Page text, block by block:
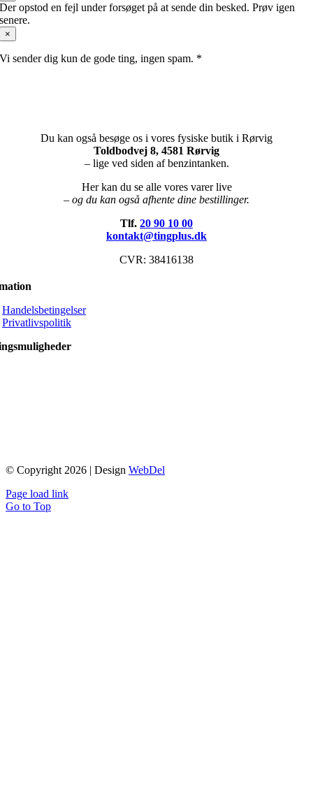
Der opstod en fejl under forsøget på at sende din besked. Prøv igen
senere.
×
Vi sender dig kun de gode ting, ingen spam. *
Du kan også besøge os i vores fysiske butik i Rørvig
Toldbodvej 8, 4581 Rørvig
– lige ved siden af benzintanken.
Her kan du se alle vores varer live
– og du kan også afhente dine bestillinger.
Tlf. 20 90 10 00
kontakt@tingplus.dk
CVR: 38416138
Handelsbetingelser
Privatlivspolitik
© Copyright 2026 | Design WebDel
Page load link
Go to Top